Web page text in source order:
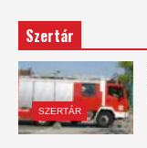
Szertár
SZERTÁR